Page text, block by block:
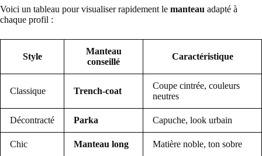
Voici un tableau pour visualiser rapidement le manteau adapté à
chaque profil :
Style
Manteau
conseillé
Caractéristique
Classique Trench-coat
Coupe cintrée, couleurs
neutres
Décontracté Parka Capuche, look urbain
Chic Manteau long Matière noble, ton sobre